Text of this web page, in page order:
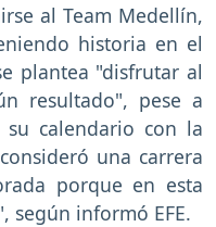
al Team Medellín,
historia en el
plantea "disfrutar al
resultado", pese a
su calendario con la
una carrera
porque en esta
según informó EFE.